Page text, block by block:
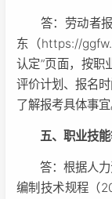
答：劳动者报
东（https://
认定”页面，按职
评价计划、报名
了解报考具体事宜
五、职业技
答：根据人力
编制技术规程（